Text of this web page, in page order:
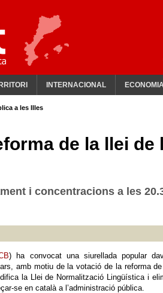
INTERNACIONAL
a les Illes
de la llei de
i concentracions a les
) ha convocat una siurellada popular
amb motiu de la votació de la reforma
la Llei de Normalització Lingüística i
se en català a l’administració pública.